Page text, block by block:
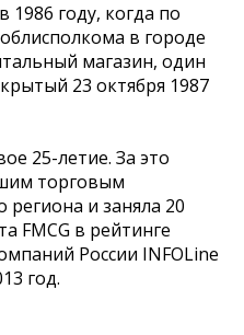
1986 году, когда по
в городе
магазин, один
23 октября 1987
25-летие. За это
торговым
и заняла 20
FMCG в рейтинге
России INFOLine
год.